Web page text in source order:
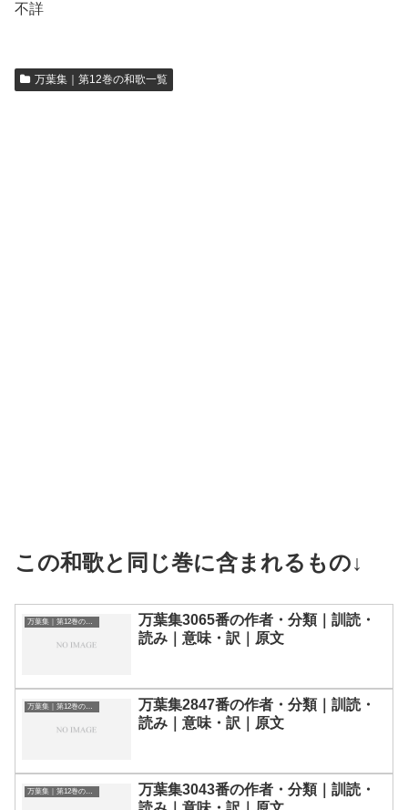
不詳
万葉集｜第12巻の和歌一覧
この和歌と同じ巻に含まれるもの↓
万葉集｜第12巻の和歌一覧
万葉集3065番の作者・分類｜訓読・
読み｜意味・訳｜原文
万葉集｜第12巻の和歌一覧
万葉集2847番の作者・分類｜訓読・
読み｜意味・訳｜原文
万葉集｜第12巻の和歌一覧
万葉集3043番の作者・分類｜訓読・